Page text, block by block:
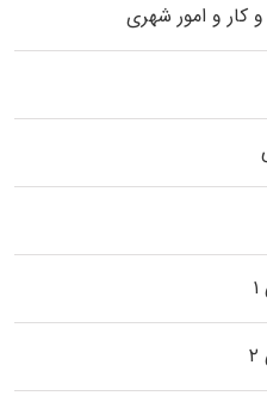
و امور شهری